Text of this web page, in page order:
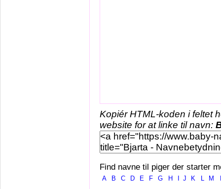
Kopiér HTML-koden i feltet
website for at linke til navn:
Find navne til piger der starter
A B C D E F G H J K L M